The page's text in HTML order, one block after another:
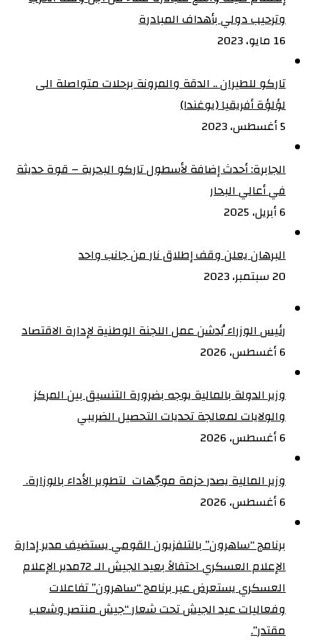
وترحيب دولي بأهداف المبادرة
16 مايو، 2023
تاركو للطيران .. الدقة والمرونة برحلات متواصلة الى
لؤلؤة أفريقيا (يوغندا)
5 أغسطس، 2023
الجابرة: أحدث إضافة لأسطول تاركو البحرية – قوة حديثة
في أعالي البحار
6 أبريل، 2025
البرهان يعلن وقف إطلاق نار من جانب واحد
20 سبتمبر، 2023
رئيس الوزراء يُدشن عمل اللجنة الوطنية لإدارة الاقتصاد
6 أغسطس، 2026
وزير الدولة بالمالية يوجه بضرورة التنسيق بين المركز
والولايات لمعالجة تحديات التحصيل الضريبي‏
6 أغسطس، 2026
وزير المالية يصدر حزمة موجّهات لتطوير الأداء بالوزارة. ‏
6 أغسطس، 2026
برنامج “ساهرون” بالتلفزيون القومي يستضيف مدير إدارة
الإعلام العسكري احتفالاً بعيد الجيش الـ 72‏مدير الإعلام
العسكري يستعرض عبر برنامج “ساهرون” تفاعلات
وفعاليات عيد الجيش تحت شعار “جيش منتصر وشعب
مقتدر”.